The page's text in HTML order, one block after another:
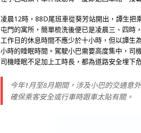
凌晨12時，88D尾班車從葵芳站開出，譚生把
屯門的寓所，簡單梳洗後便已是凌晨三、四時
工作日的休息時間不應少於十小時，但以譚生
小時的睡眠時間。駕駛小巴需要高度集中，司
司機睡眠不足加上工時長，都為道路安全埋下
今年1月至8月期間，涉及小巴的交通意
確保乘客安全或行車時跟車太貼有關。